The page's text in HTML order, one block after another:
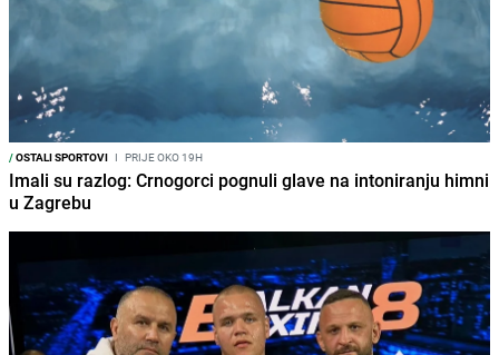
/OSTALI SPORTOVI I PRIJE OKO 19H
Imali su razlog: Crnogorci pognuli glave na intoniranju himni
u Zagrebu